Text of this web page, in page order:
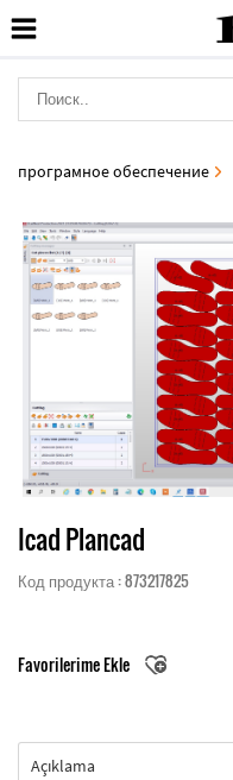
програмное обеспечение
Icad Plancad
Код продукта : 873217825
Favorilerime Ekle
Açıklama